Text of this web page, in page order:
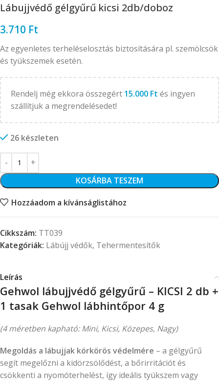
Lábujjvédő gélgyűrű kicsi 2db/doboz
3.710 Ft
Az egyenletes terheléselosztás biztosítására pl. szemölcsök
és tyúkszemek esetén.
Rendelj még ekkora összegért 15.000 Ft és ingyen
szállítjuk a megrendelésedet!
26 készleten
KOSÁRBA TESZEM
Hozzáadom a kívánságlistához
Cikkszám: TT039
Kategóriák: Lábújj védők, Tehermentesítők
Leírás
Gehwol lábujjvédő gélgyűrű – KICSI 2 db +
1 tasak Gehwol lábhintőpor 4 g
(4 méretben kapható: Mini, Kicsi, Közepes, Nagy)
Megoldás a lábujjak körkörös védelmére – a gélgyűrű
segít megelőzni a kidörzsölődést, a bőrirritációt és
csökkenti a nyomóterhelést, így ideális tyúkszem vagy